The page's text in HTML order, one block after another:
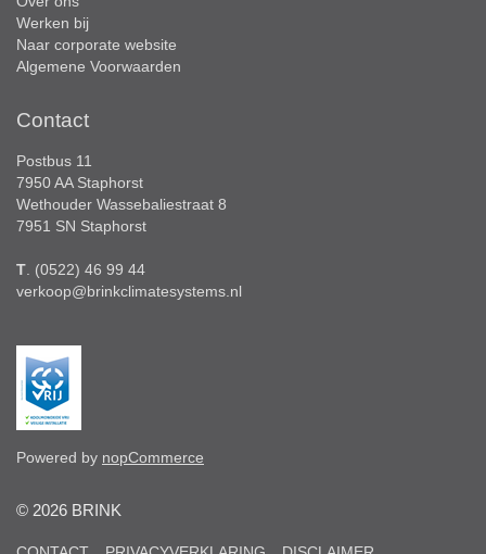
Werken bij
Naar corporate website
Algemene Voorwaarden
Contact
Postbus 11
7950 AA Staphorst
Wethouder Wassebaliestraat 8
7951 SN Staphorst
T . (0522) 46 99 44
verkoop@brinkclimatesystems.nl
Powered by nopCommerce
© 2026 BRINK